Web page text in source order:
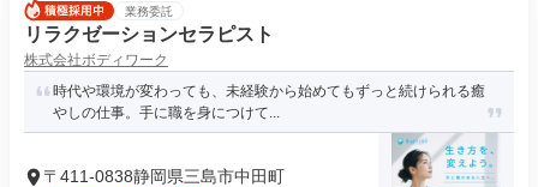
業務委託
リラクゼーションセラピスト
株式会社ボディワーク
時代や環境が変わっても、未経験から始めてもずっと続けられる癒
やしの仕事。手に職を身につけて...
〒411-0838静岡県三島市中田町